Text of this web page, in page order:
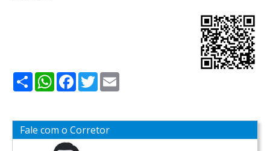
ShareWhatsApp
Facebook
Twitter
Fale com o Corretor